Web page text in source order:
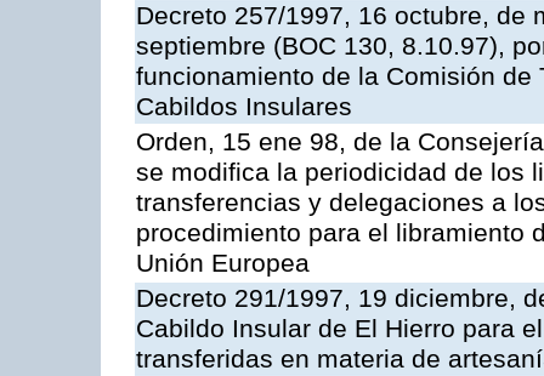
Decreto 257/1997, 16 octubre, de
septiembre (BOC 130, 8.10.97),
funcionamiento de la Comisión
Cabildos Insulares
Orden, 15 ene 98, de la
se modifica la periodicidad de los
transferencias y delegaciones a
procedimiento para el libramiento
Unión Europea
Decreto 291/1997, 19 diciembre,
Cabildo Insular de El Hierro para
transferidas en materia de